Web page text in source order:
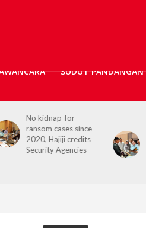
SUDUT PANDANGAN
No kidnap-for-
ransom cases since
2020, Hajiji credits
Security Agencies